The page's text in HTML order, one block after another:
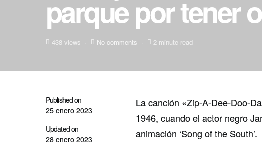
parque por tener
438 views No comments 2 minute read
Published on
25 enero 2023
Updated on
28 enero 2023
La canción «Zip-A-Dee-Doo-
1946, cuando el actor negro
animación ‘Song of the South’.